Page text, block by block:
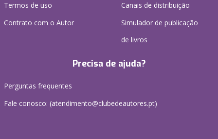
Termos de uso
Contrato com o Autor
Canais de distribuição
Simulador de publicação
de livros
Precisa de ajuda?
Perguntas frequentes
Fale conosco: (atendimento@clubedeautores.pt)